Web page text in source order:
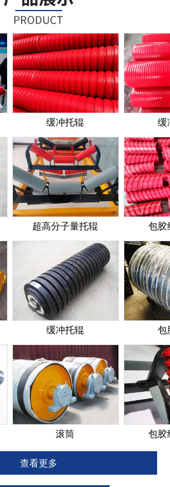
缓冲托辊 缓冲托辊
超高分子量托辊 包胶纠偏托
缓冲托辊 包胶滚筒
包胶纠偏托
查看更多